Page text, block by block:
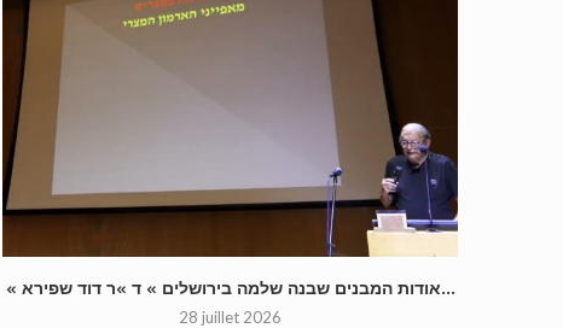
« אודות המבנים שבנה שלמה בירושלים » ד »ר דוד שפירא...
28 juillet 2026